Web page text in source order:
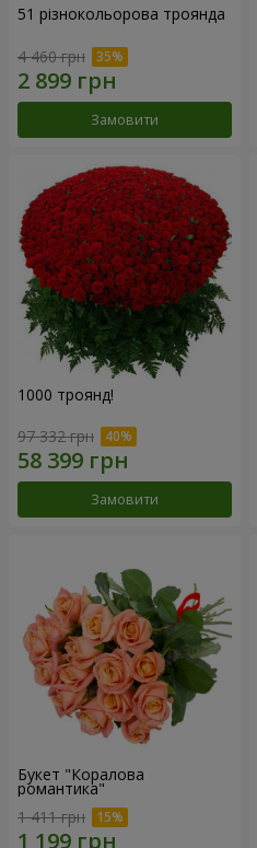
51 різнокольорова троянда
4 460 грн
Замовити
1000 троянд!
97 332 грн
Замовити
Букет "Коралова
романтика"
1 411 грн